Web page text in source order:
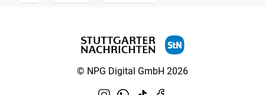
© NPG Digital GmbH 2026